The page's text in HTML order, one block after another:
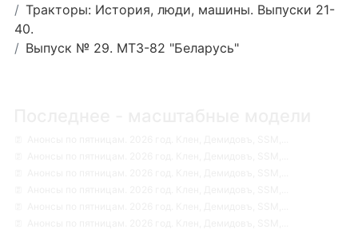
Тракторы: История, люди, машины. Выпуски 21-
40.
Выпуск № 29. МТЗ-82 "Беларусь"